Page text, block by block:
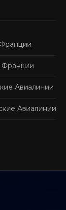
Франции
Авиалинии
Авиалинии